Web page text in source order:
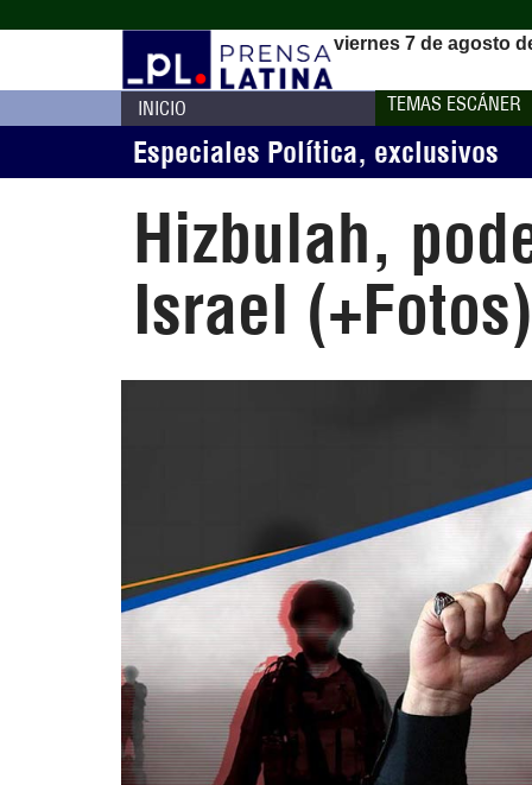
viernes 7 de agosto
INICIO TEMAS ESCÁNER
Especiales Política, exclusivos
Hizbulah,
Israel (+Fotos)